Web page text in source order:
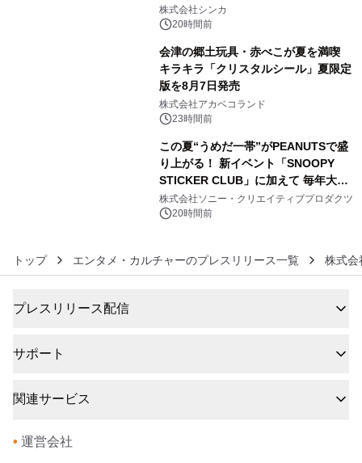
日間開催 ～夏限定メニューや大抽選
会、大学芋スティックの振る舞いも～
株式会社シンカ
20時間前
会津の郷土玩具・赤べこが夏を満喫
キラキラ「クリスタルシール」夏限定
版を8月7日発売
株式会社アカベコランド
23時間前
この夏“うめだ一帯”がPEANUTSで盛
り上がる！ 新イベント「SNOOPY
STICKER CLUB」に加えて 毎年大好
評阪急の「うめだスヌーピーフェステ
ィバル」、 グラングリーン大阪 ショ
初開催！
株式会社ソニー・クリエイティブプロダクツ
20時間前
トップ エンタメ・カルチャーのプレスリリース一覧 株式会
プレスリリース配信
サポート
関連サービス
• 運営会社